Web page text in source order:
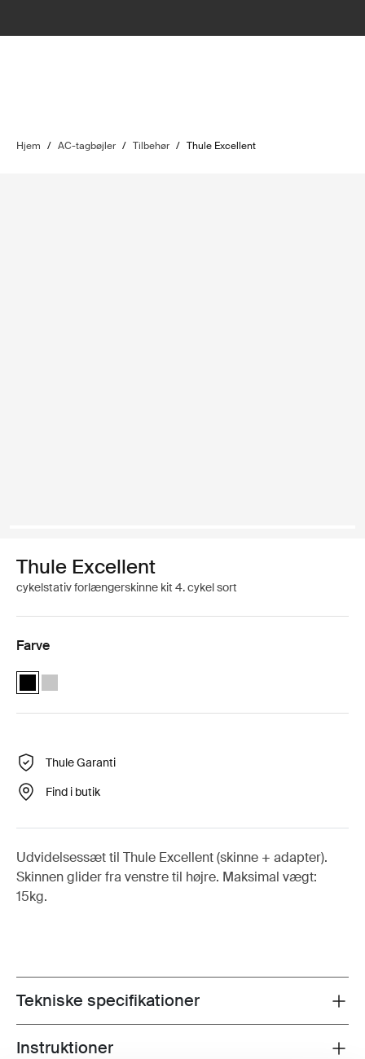
Hjem / AC-tagbøjler / Tilbehør / Thule Excellent
Thule Excellent
cykelstativ forlængerskinne kit 4. cykel sort
Farve
Thule Excellent 4th Rail Kit Black Sort (selected)
Thule Excellent/Elite G2 4th Rail Kit Anodiseret
Thule Garanti
Find i butik
Udvidelsessæt til Thule Excellent (skinne + adapter).
Skinnen glider fra venstre til højre. Maksimal vægt:
15kg.
Toggle techspec
Tekniske specifikationer
Toggle guides and instructions
Instruktioner